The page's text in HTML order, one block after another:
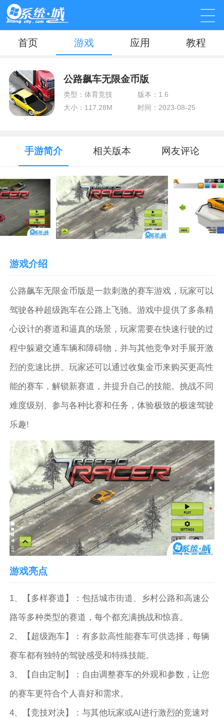
首页 游戏 应用 教程
公路飙车无限金币版
类型：体育竞技
版本：1.6
大小：117.28M
时间：2023-08-25
手游简介 相关版本 网友评论
游戏介绍
公路飙车无限金币版是一款刺激的赛车游戏，玩家可以
驾驶各种超级跑车在公路上飞驰。游戏中提供了多条精
心设计的赛道和逼真的场景，玩家需要在快速行驶的过
程中躲避交通车辆和障碍物，并与其他竞争对手展开激
烈的竞速比拼。玩家还可以通过收集金币来购买更高性
能的赛车，解锁新赛道，并提升自己的技能。挑战不同
难度级别、参与各种比赛和任务，体验极致的极速驾驶
乐趣!
游戏亮点
1、【多样赛道】：包括城市街道、乡村公路和高速公
路等多种类型的赛道，每个都充满挑战和惊喜。
2、【超级跑车】：有多款高性能赛车可供选择，每辆
赛车都有独特的驾驶感受和特殊技能。
3、【自由定制】：自由调整赛车的外观和参数，让您
的赛车更符合个人喜好和需求。
4、【竞技对决】：与其他玩家或AI进行激烈的竞速对